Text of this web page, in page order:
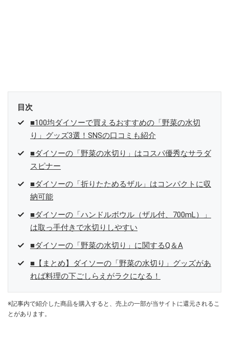
目次
■100均ダイソーで買えるおすすめの「野菜の水切
り」グッズ3選！SNSの口コミも紹介
■ダイソーの「野菜の水切り」はコスパ優秀なサラダ
スピナー
■ダイソーの「折りたためるザル」はコンパクトに収
納可能
■ダイソーの「ハンドルボウル（ザル付、700mL）」
は取っ手付きで水切りしやすい
■ダイソーの「野菜の水切り」に関するQ＆A
■【まとめ】ダイソーの「野菜の水切り」グッズがあ
れば料理の下ごしらえがラクになる！
※記事内で紹介した商品を購入すると、売上の一部が当サイトに還元されるこ
とがあります。